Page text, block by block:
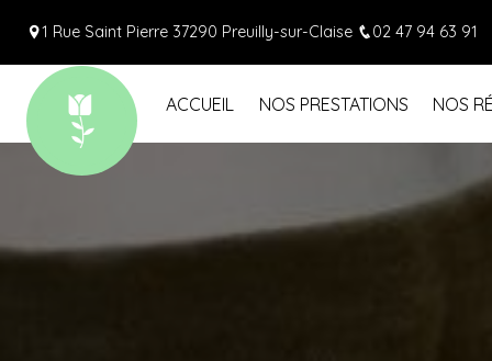
1 Rue Saint Pierre 37290 Preuilly-sur-Claise 02 47 94 63 91
ACCUEIL NOS PRESTATIONS NOS